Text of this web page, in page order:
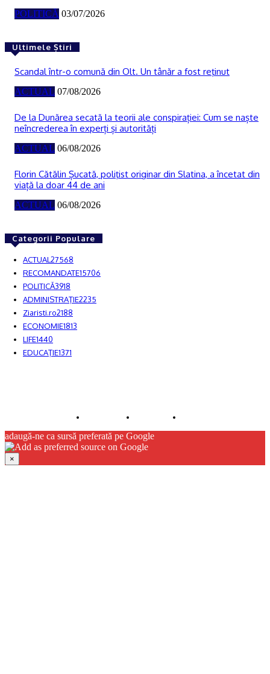
POLITICĂ 03/07/2026
Ultimele Știri
Scandal într-o comună din Olt. Un tânăr a fost reţinut
ACTUAL 07/08/2026
De la Dunărea secată la teorii ale conspirației: Cum se naște
neîncrederea în experți și autorități
ACTUAL 06/08/2026
Florin Cătălin Șucată, poliţist originar din Slatina, a încetat din
viață la doar 44 de ani
ACTUAL 06/08/2026
Categorii Populare
ACTUAL 27568
RECOMANDATE15706
POLITICĂ3918
ADMINISTRAŢIE2235
Ziaristi.ro2188
ECONOMIE1813
LIFE1440
EDUCAŢIE1371
adaugă-ne ca sursă preferată pe Google
×